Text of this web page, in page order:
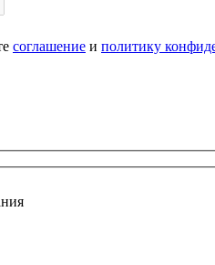
соглашение и политику